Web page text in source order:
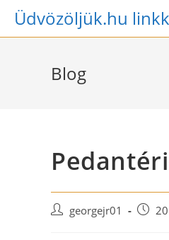
SkipÜdvözöljük.hu
Blog
Post georgejr01
Post